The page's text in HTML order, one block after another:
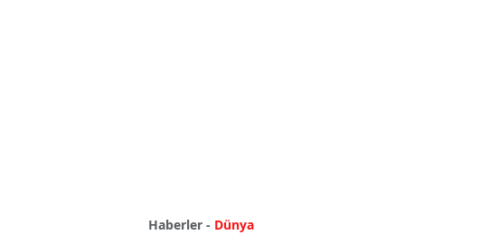
Haberler - Dünya